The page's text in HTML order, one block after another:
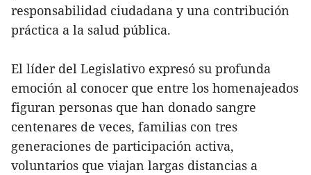
responsabilidad ciudadana y una contribución
práctica a la salud pública.
El líder del Legislativo expresó su profunda
emoción al conocer que entre los homenajeados
figuran personas que han donado sangre
centenares de veces, familias con tres
generaciones de participación activa,
voluntarios que viajan largas distancias a